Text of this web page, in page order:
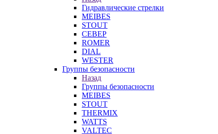
Гидравлические стрелки
MEIBES
STOUT
СЕВЕР
ROMER
DIAL
WESTER
Группы безопасности
Назад
Группы безопасности
MEIBES
STOUT
THERMIX
WATTS
VALTEC